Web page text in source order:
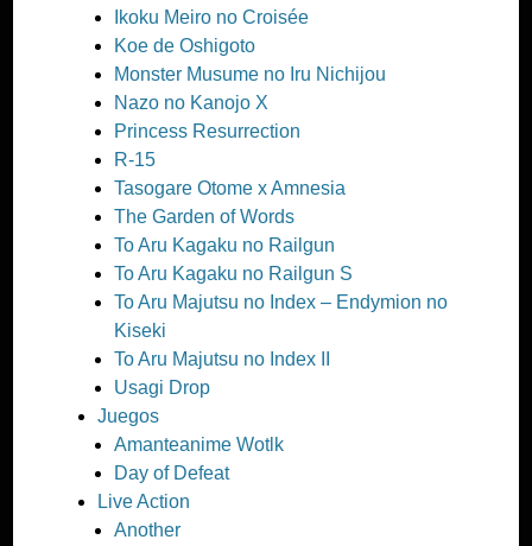
Ikoku Meiro no Croisée
Koe de Oshigoto
Monster Musume no Iru Nichijou
Nazo no Kanojo X
Princess Resurrection
R-15
Tasogare Otome x Amnesia
The Garden of Words
To Aru Kagaku no Railgun
To Aru Kagaku no Railgun S
To Aru Majutsu no Index – Endymion no
Kiseki
To Aru Majutsu no Index II
Usagi Drop
Juegos
Amanteanime Wotlk
Day of Defeat
Live Action
Another